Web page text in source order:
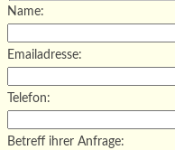
Name:
Emailadresse:
Telefon:
Betreff ihrer Anfrage: